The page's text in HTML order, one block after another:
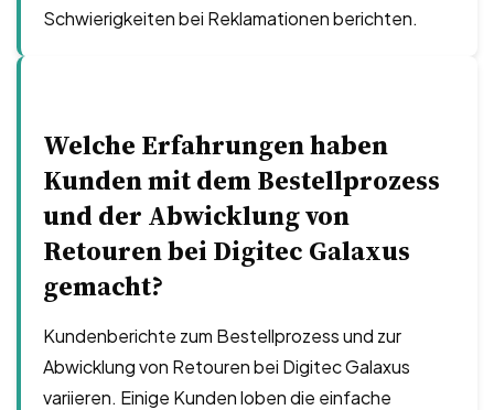
Schwierigkeiten bei Reklamationen berichten.
Welche Erfahrungen haben
Kunden mit dem Bestellprozess
und der Abwicklung von
Retouren bei Digitec Galaxus
gemacht?
Kundenberichte zum Bestellprozess und zur
Abwicklung von Retouren bei Digitec Galaxus
variieren. Einige Kunden loben die einfache